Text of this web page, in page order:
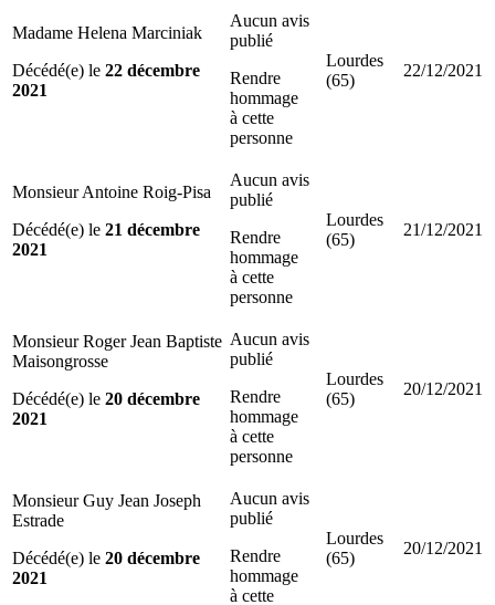
Madame Helena Marciniak
Décédé(e) le 22 décembre
2021
Aucun avis
publié
Rendre
hommage
à cette
personne
Lourdes
(65)
22/12/2021
Monsieur Antoine Roig-Pisa
Décédé(e) le 21 décembre
2021
Aucun avis
publié
Rendre
hommage
à cette
personne
Lourdes
(65)
21/12/2021
Monsieur Roger Jean Baptiste
Maisongrosse
Décédé(e) le 20 décembre
2021
Aucun avis
publié
Rendre
hommage
à cette
personne
Lourdes
(65)
20/12/2021
Monsieur Guy Jean Joseph
Estrade
Décédé(e) le 20 décembre
2021
Aucun avis
publié
Rendre
hommage
à cette
Lourdes
(65)
20/12/2021